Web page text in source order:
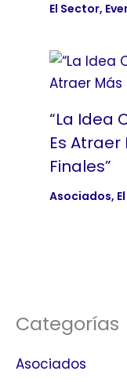
El Sector,
“La Idea
Es
Finales”
Asociados,
Categorías
Asociados